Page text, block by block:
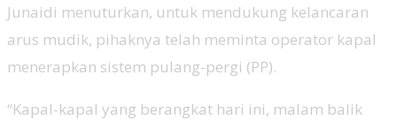
Junaidi menuturkan, untuk mendukung kelancaran
arus mudik, pihaknya telah meminta operator kapal
menerapkan sistem pulang-pergi (PP).
“Kapal-kapal yang berangkat hari ini, malam balik